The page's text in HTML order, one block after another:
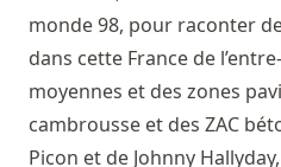
monde 98, pour raconter
dans cette France de
moyennes et des zones
cambrousse et des ZAC
Picon et de Johnny